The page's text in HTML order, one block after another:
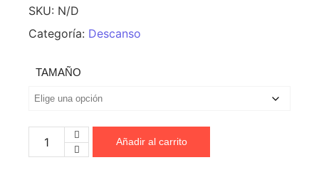
SKU: N/D
Categoría: Descanso
TAMAÑO
Añadir al carrito